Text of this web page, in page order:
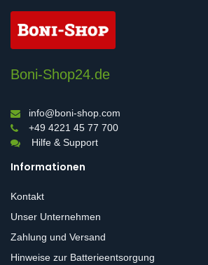
Boni-Shop24.de
info@boni-shop.com
+49 4221 45 77 700
Hilfe & Support
Informationen
Kontakt
Unser Unternehmen
Zahlung und Versand
Hinweise zur Batterieentsorgung